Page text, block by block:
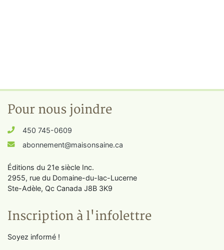
Pour nous joindre
450 745-0609
abonnement@maisonsaine.ca
Éditions du 21e siècle Inc.
2955, rue du Domaine-du-lac-Lucerne
Ste-Adèle, Qc Canada J8B 3K9
Inscription à l'infolettre
Soyez informé !